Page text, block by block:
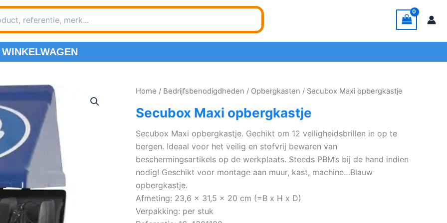
WINKELWAGEN
Home / Bedrijfsbenodigdheden / Opbergkasten / Secubox Maxi opbergkastje
Secubox Maxi opbergkastje
Secubox Maxi opbergkastje. Gechikt om 12 veiligheidsbrillen in op te
bergen. Ideaal voor het veilig en stofvrij bewaren van
beschermingsartikels op de werkplaats. Steeds PBM’s bij de hand indien
nodig! Geschikt voor montage aan muur, kast, machine…Blauw
opbergkastje.
Afmeting: 23,6 x 31,5 x 20 cm (=B x H x D)
Verpakking: per stuk